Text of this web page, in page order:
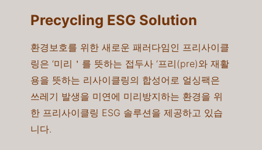
Precycling ESG Solution
환경보호를 위한 새로운 패러다임인 프리사이클
링은 ‘미리＇를 뜻하는 접두사 ‘프리(pre)와 재활
용을 뜻하는 리사이클링의 합성어로 얼싱팩은
쓰레기 발생을 미연에 미리방지하는 환경을 위
한 프리사이클링 ESG 솔루션을 제공하고 있습
니다.​